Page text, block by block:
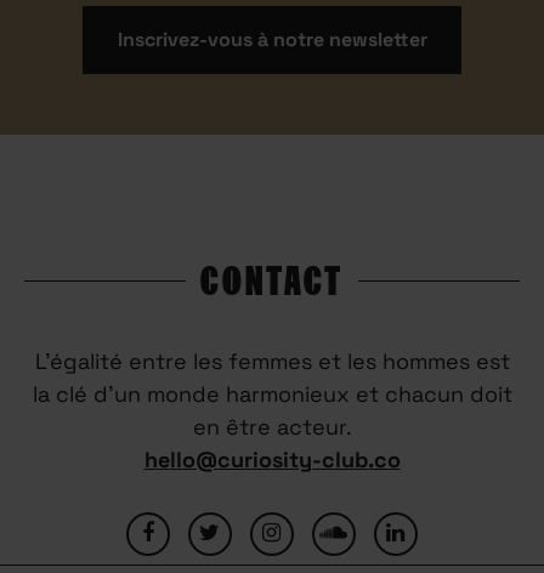
Inscrivez-vous à notre newsletter
CONTACT
L’égalité entre les femmes et les hommes est
la clé d’un monde harmonieux et chacun doit
en être acteur.
hello@curiosity-club.co